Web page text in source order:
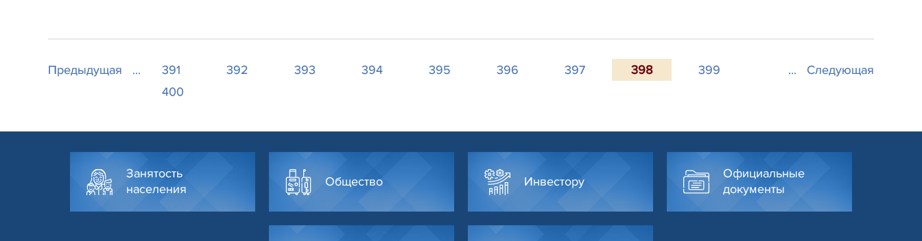
Предыдущая ... 391 392 393 394 395 396 397 398
399
400
... Следующая
Занятость
населения
Общество Инвестору
Официальные
документы